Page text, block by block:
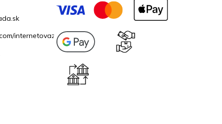
internetovazahrada.sk/